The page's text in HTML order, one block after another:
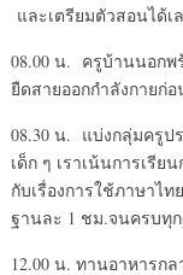
และเตรียมตัวสอนได้เ
08.00 น. ครูบ้านนอกพ
ยืดสายออกกำลังกายก่
08.30 น. แบ่งกลุ่มครูป
เด็ก ๆ เราเน้นการเรี
กับเรื่องการใช้ภาษาไ
ฐานละ 1 ชม.จนครบทุ
12.00 น. ทานอาหารก